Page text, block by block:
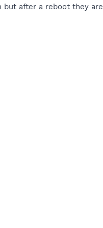
after a reboot they are